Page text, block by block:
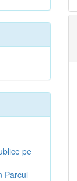
pe
Parcul